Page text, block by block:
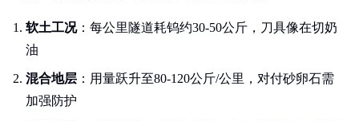
软土工况：每公里隧道耗钨约30-50公斤，刀具像在切奶
油
混合地层 ：用量跃升至80-120公斤/公里，对付砂卵石需
加强防护